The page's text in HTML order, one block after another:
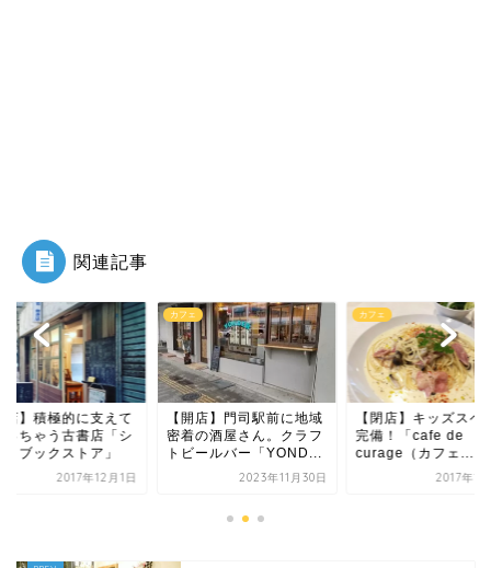
関連記事
店】積極的に支えて
っちゃう古書店「シ
コブックストア」
2017年12月1日
カフェ
【開店】門司駅前に地域
密着の酒屋さん。クラフ
トビールバー「YOND...
2023年11月30日
カフェ
【閉店】キッズスペ
完備！「cafe de
curage（カフェ...
2017年12